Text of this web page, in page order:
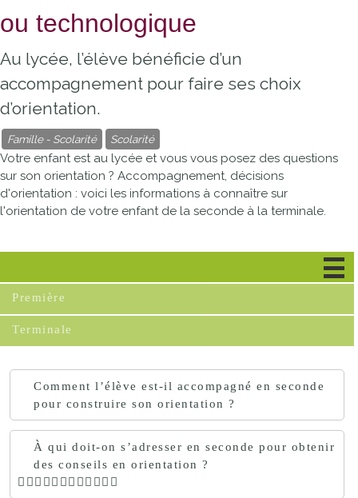
ou technologique
Au lycée, l’élève bénéficie d’un
accompagnement pour faire ses choix
d’orientation.
Famille - Scolarité Scolarité
Votre enfant est au lycée et vous vous posez des questions
sur son orientation ? Accompagnement, décisions
d'orientation : voici les informations à connaître sur
l'orientation de votre enfant de la seconde à la terminale.
Première
Terminale
Comment l’élève est-il accompagné en seconde
pour construire son orientation ?
À qui doit-on s’adresser en seconde pour obtenir
des conseils en orientation ?